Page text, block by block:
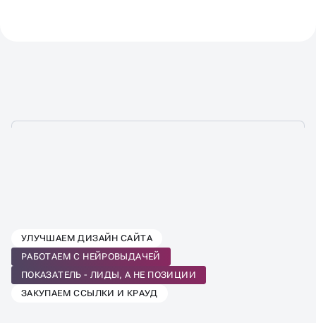
ВЫБЕРИТЕ ТАРИФ SEO-
ПРОДВИЖЕНИЯ
ПОД ВАШ БИЗНЕС
УЛУЧШАЕМ ДИЗАЙН САЙТА
РАБОТАЕМ С НЕЙРОВЫДАЧЕЙ
ПОКАЗАТЕЛЬ - ЛИДЫ, А НЕ ПОЗИЦИИ
ЗАКУПАЕМ ССЫЛКИ И КРАУД